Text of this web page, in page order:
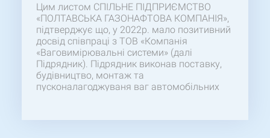
Цим листом СПІЛЬНЕ ПІДПРИЄМСТВО
«ПОЛТАВСЬКА ГАЗОНАФТОВА КОМПАНІЯ»,
підтверджує що, у 2022р. мало позитивний
досвід співпраці з ТОВ «Компанія
«Ваговимірювальні системи» (далі
Підрядник). Підрядник виконав поставку,
будівництво, монтаж та
пусконалагоджуваня ваг автомобільних
персоналу, особливо ГІПа, який здійснював